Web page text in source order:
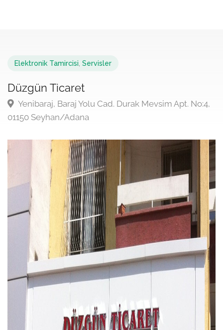
Elektronik Tamircisi Servisler
Düzgün Ticaret
Yenibaraj, Baraj Yolu Cad. Durak Mevsim Apt. No:4,
01150 Seyhan/Adana